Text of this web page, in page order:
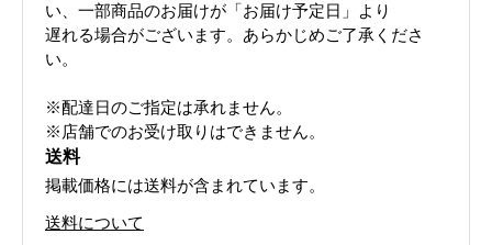
い、一部商品のお届けが「お届け予定日」より
遅れる場合がございます。あらかじめご了承くださ
い。
※配達日のご指定は承れません。
※店舗でのお受け取りはできません。
送料
掲載価格には送料が含まれています。
送料について